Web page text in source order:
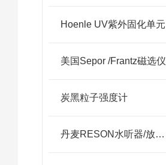
Hoenle UV紫外固化单元
美国Sepor /Frantz磁选仪
炭黑粒子强度计
丹麦RESON水听器/放大器